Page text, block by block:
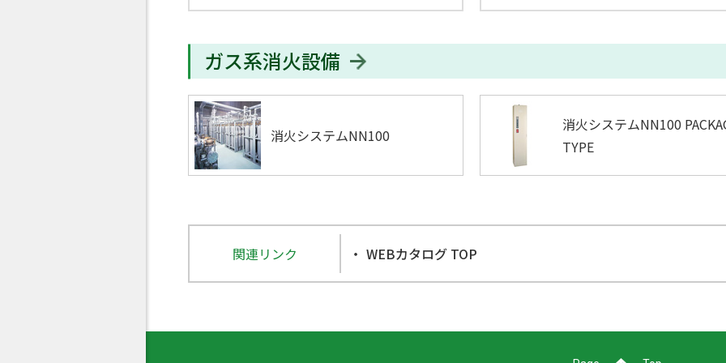
ガス系消火設備
消火システムNN100
消火システムNN100
TYPE
関連リンク WEBカタログ TOP